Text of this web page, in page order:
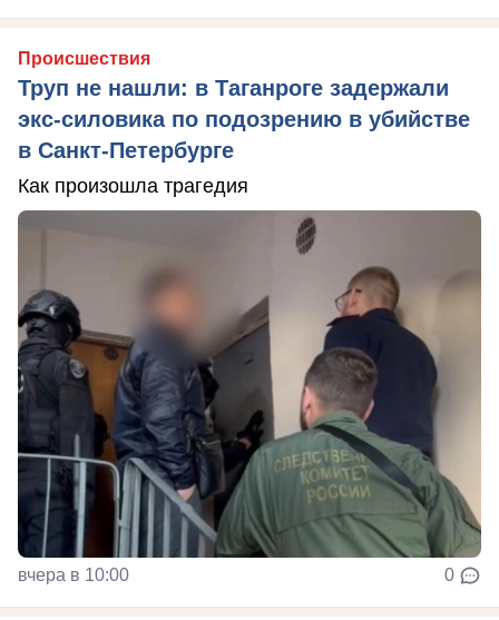
Происшествия
Труп не нашли: в Таганроге задержали
экс-силовика по подозрению в убийстве
в Санкт-Петербурге
Как произошла трагедия
вчера в 10:00 0